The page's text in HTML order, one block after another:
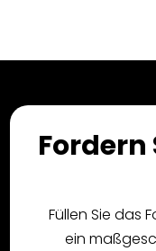
Fordern
Füllen Sie das
ein